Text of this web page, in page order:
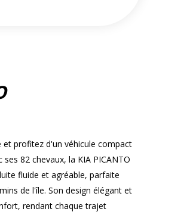
et profitez d'un véhicule compact
82 chevaux, la KIA PICANTO
fluide et agréable, parfaite
de l'île. Son design élégant et
rendant chaque trajet